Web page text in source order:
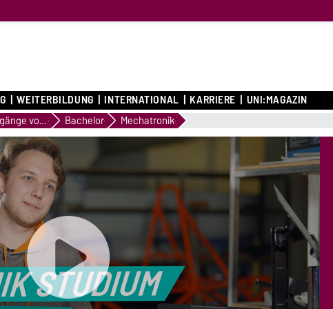
WEITERBILDUNG INTERNATIONAL KARRIERE UNI:MAGAZIN
Studiengänge von A bis Z Bachelor Mechatronik